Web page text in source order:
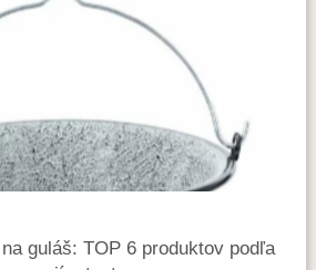
guláš: TOP 6 produktov podľa